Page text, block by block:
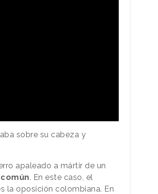
sobre su cabeza y
apaleado a mártir de un
. En este caso, el
la oposición colombiana. En